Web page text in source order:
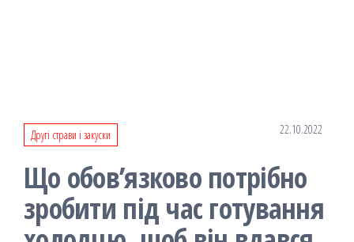
Другі страви і закуски 22.10.2022
Що обов’язково потрібно
зробити під час готування